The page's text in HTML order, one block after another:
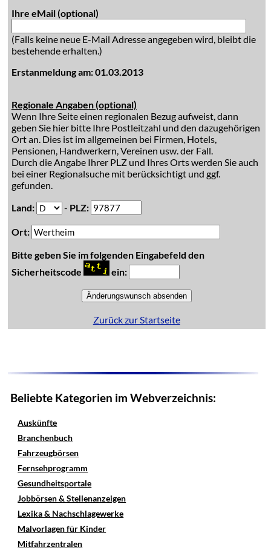
Ihre eMail (optional)
(Falls keine neue E-Mail Adresse angegeben wird, bleibt die
bestehende erhalten.)
Erstanmeldung am: 01.03.2013
Regionale Angaben (optional)
Wenn Ihre Seite einen regionalen Bezug aufweist, dann
geben Sie hier bitte Ihre Postleitzahl und den dazugehörigen
Ort an. Dies ist im allgemeinen bei Firmen, Hotels,
Pensionen, Handwerkern, Vereinen usw. der Fall.
Durch die Angabe Ihrer PLZ und Ihres Orts werden Sie auch
bei einer Regionalsuche mit berücksichtigt und ggf.
gefunden.
Land:
- PLZ:
Ort:
Bitte geben Sie im folgenden Eingabefeld den
Sicherheitscode
ein:
Zurück zur Startseite
Beliebte Kategorien im Webverzeichnis:
Auskünfte
Branchenbuch
Fahrzeugbörsen
Fernsehprogramm
Gesundheitsportale
Jobbörsen & Stellenanzeigen
Lexika & Nachschlagewerke
Malvorlagen für Kinder
Mitfahrzentralen